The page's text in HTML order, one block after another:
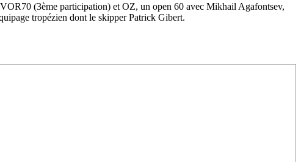
(3ème participation) et OZ, un open 60 avec Mikhail Agafontsev,
tropézien dont le skipper Patrick Gibert.